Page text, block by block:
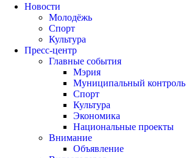
Новости
Молодёжь
Спорт
Культура
Пресс-центр
Главные события
Мэрия
Муниципальный контроль
Спорт
Культура
Экономика
Национальные проекты
Внимание
Объявление